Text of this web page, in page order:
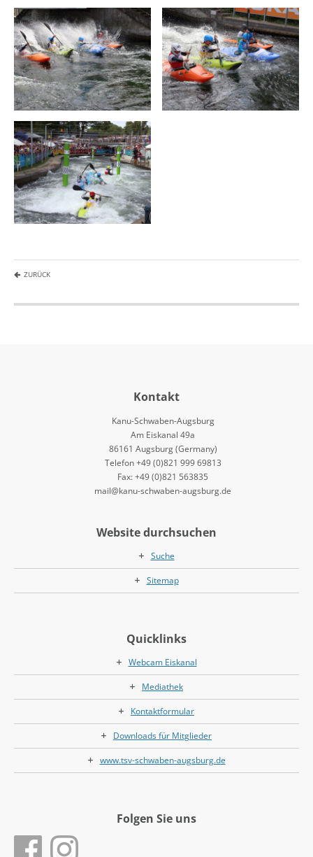
ZURÜCK
Kontakt
Kanu-Schwaben-Augsburg
Am Eiskanal 49a
86161 Augsburg (Germany)
Telefon +49 (0)821 999 69813
Fax: +49 (0)821 563835
mail@kanu-schwaben-augsburg.de
Website durchsuchen
Suche
Sitemap
Quicklinks
Webcam Eiskanal
Mediathek
Kontaktformular
Downloads für Mitglieder
www.tsv-schwaben-augsburg.de
Folgen Sie uns